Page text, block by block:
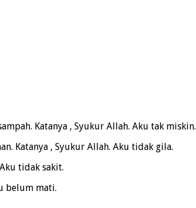
Katanya , Syukur Allah. Aku tak miskin.
Katanya , Syukur Allah. Aku tidak gila.
tidak sakit.
belum mati.